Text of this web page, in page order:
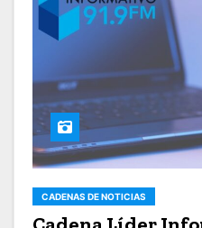
CADENAS DE NOTICIAS